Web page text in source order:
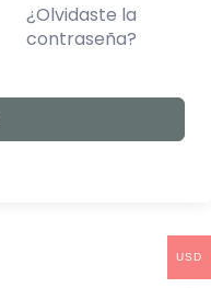
¿Olvidaste la
contraseña?
USD